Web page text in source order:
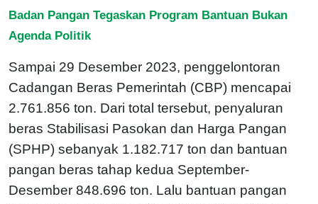
Badan Pangan Tegaskan Program Bantuan Bukan
Agenda Politik
Sampai 29 Desember 2023, penggelontoran
Cadangan Beras Pemerintah (CBP) mencapai
2.761.856 ton. Dari total tersebut, penyaluran
beras Stabilisasi Pasokan dan Harga Pangan
(SPHP) sebanyak 1.182.717 ton dan bantuan
pangan beras tahap kedua September-
Desember 848.696 ton. Lalu bantuan pangan